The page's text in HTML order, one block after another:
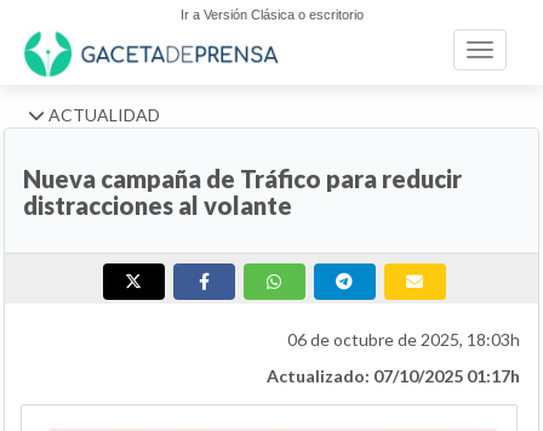
Ir a Versión Clásica o escritorio
Toggle
ACTUALIDAD
Nueva campaña de Tráfico para reducir
distracciones al volante
06 de octubre de 2025, 18:03h
Actualizado: 07/10/2025 01:17h